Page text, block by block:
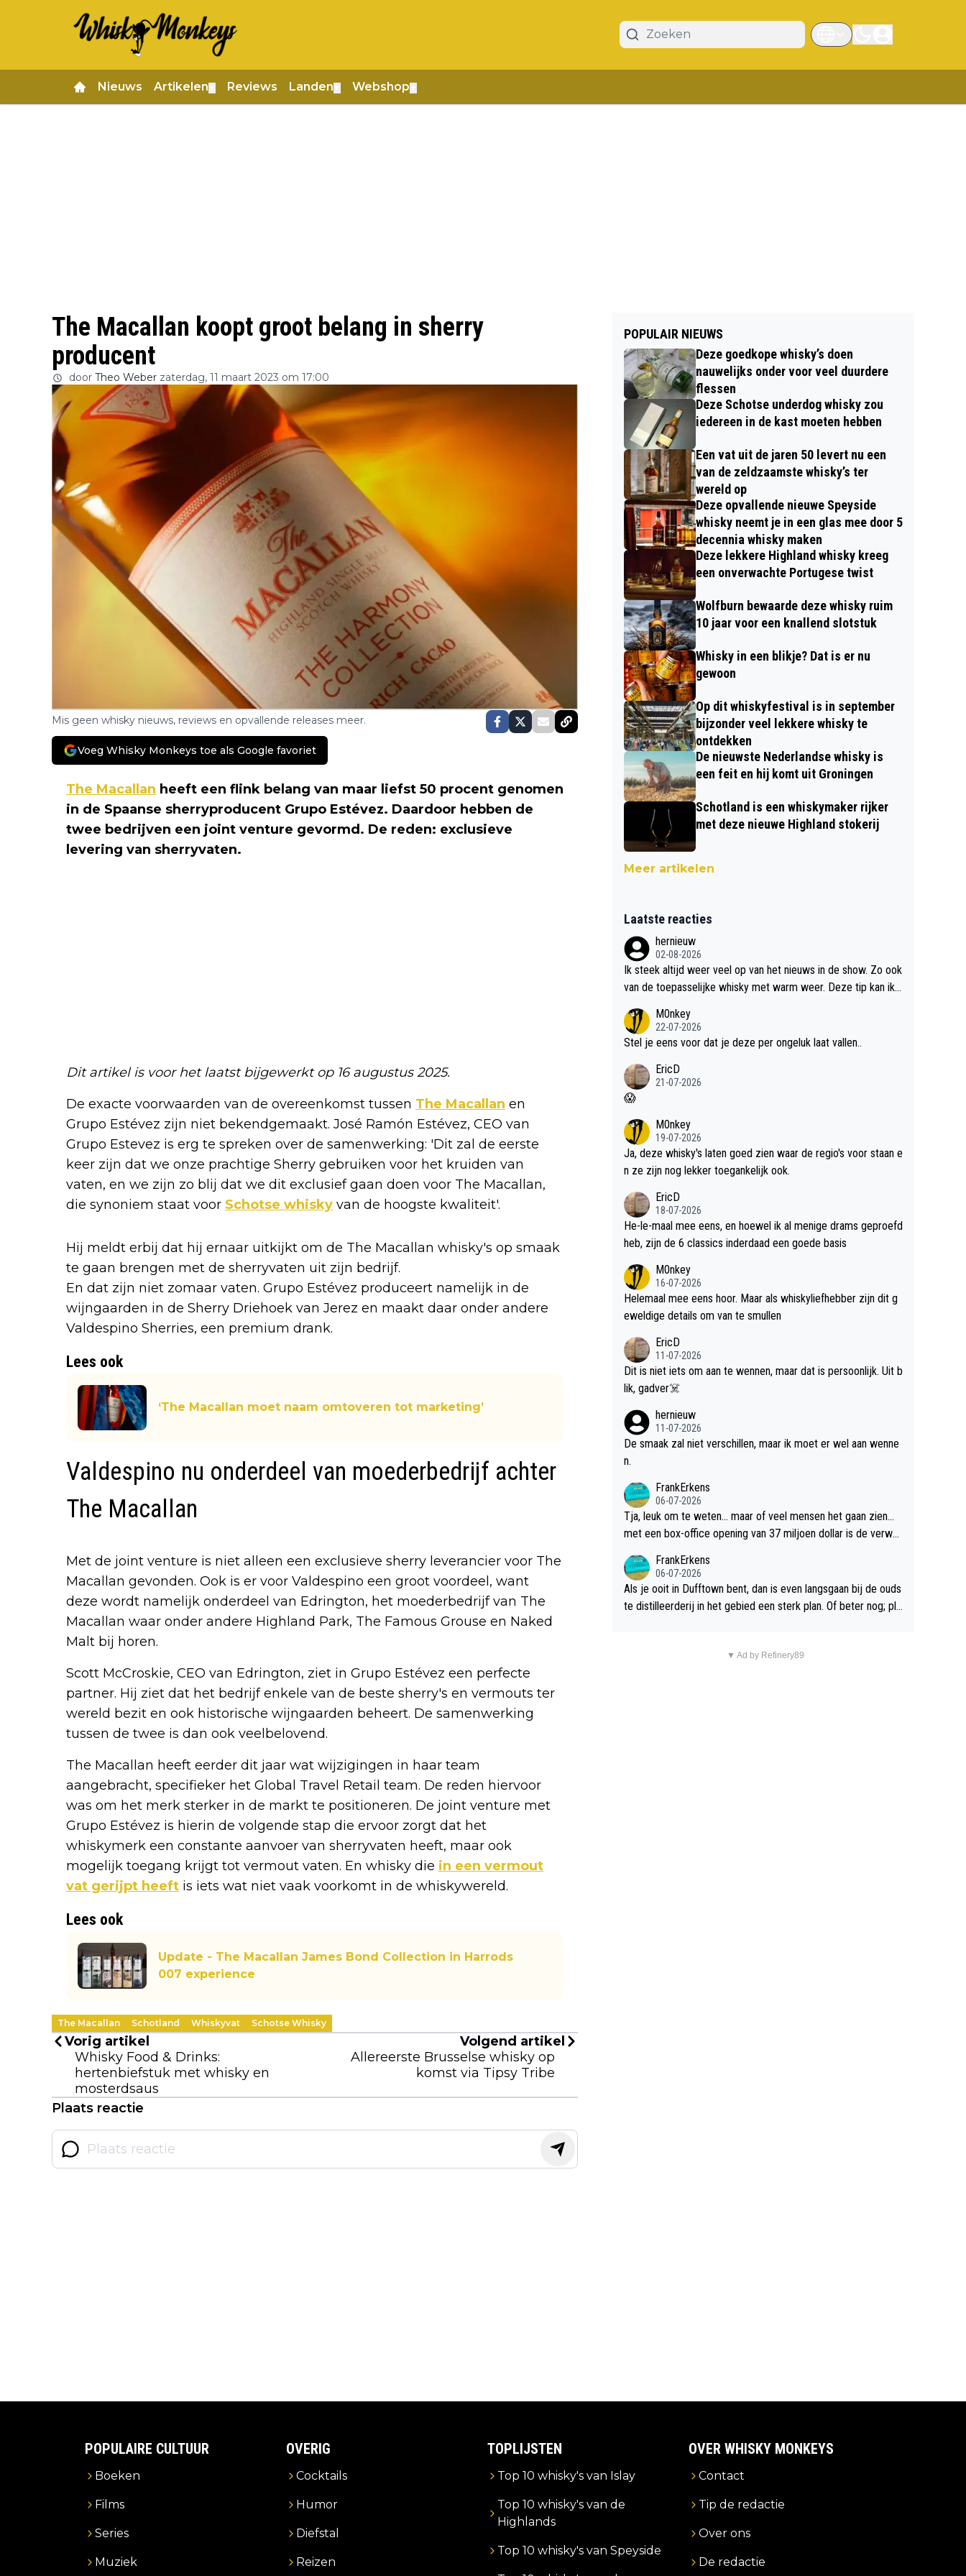
Nieuws Artikelen Reviews Landen Webshop
The Macallan koopt groot belang in sherry
producent
door Theo Weber zaterdag, 11 maart 2023 om 17:00
Mis geen whisky nieuws, reviews en opvallende releases meer.
Voeg Whisky Monkeys toe als Google favoriet
The Macallan heeft een flink belang van maar liefst 50 procent genomen
in de Spaanse sherryproducent Grupo Estévez. Daardoor hebben de
twee bedrijven een joint venture gevormd. De reden: exclusieve
levering van sherryvaten.
Dit artikel is voor het laatst bijgewerkt op 16 augustus 2025.
De exacte voorwaarden van de overeenkomst tussen The Macallan en
Grupo Estévez zijn niet bekendgemaakt. José Ramón Estévez, CEO van
Grupo Estevez is erg te spreken over de samenwerking: 'Dit zal de eerste
keer zijn dat we onze prachtige Sherry gebruiken voor het kruiden van
vaten, en we zijn zo blij dat we dit exclusief gaan doen voor The Macallan,
die synoniem staat voor Schotse whisky van de hoogste kwaliteit'.
Hij meldt erbij dat hij ernaar uitkijkt om de The Macallan whisky's op smaak
te gaan brengen met de sherryvaten uit zijn bedrijf.
En dat zijn niet zomaar vaten. Grupo Estévez produceert namelijk in de
wijngaarden in de Sherry Driehoek van Jerez en maakt daar onder andere
Valdespino Sherries, een premium drank.
Lees ook
‘The Macallan moet naam omtoveren tot marketing’
Valdespino nu onderdeel van moederbedrijf achter
The Macallan
Met de joint venture is niet alleen een exclusieve sherry leverancier voor The
Macallan gevonden. Ook is er voor Valdespino een groot voordeel, want
deze wordt namelijk onderdeel van Edrington, het moederbedrijf van The
Macallan waar onder andere Highland Park, The Famous Grouse en Naked
Malt bij horen.
Scott McCroskie, CEO van Edrington, ziet in Grupo Estévez een perfecte
partner. Hij ziet dat het bedrijf enkele van de beste sherry's en vermouts ter
wereld bezit en ook historische wijngaarden beheert. De samenwerking
tussen de twee is dan ook veelbelovend.
The Macallan heeft eerder dit jaar wat wijzigingen in haar team
aangebracht, specifieker het Global Travel Retail team. De reden hiervoor
was om het merk sterker in de markt te positioneren. De joint venture met
Grupo Estévez is hierin de volgende stap die ervoor zorgt dat het
whiskymerk een constante aanvoer van sherryvaten heeft, maar ook
mogelijk toegang krijgt tot vermout vaten. En whisky die in een vermout
vat gerijpt heeft is iets wat niet vaak voorkomt in de whiskywereld.
Lees ook
Update - The Macallan James Bond Collection in Harrods
007 experience
The Macallan Schotland Whiskyvat Schotse Whisky
Vorig artikel
Whisky Food & Drinks:
hertenbiefstuk met whisky en
mosterdsaus
Volgend artikel
Allereerste Brusselse whisky op
komst via Tipsy Tribe
Plaats reactie
POPULAIR NIEUWS
Deze goedkope whisky’s doen
nauwelijks onder voor veel duurdere
flessen
Deze Schotse underdog whisky zou
iedereen in de kast moeten hebben
Een vat uit de jaren 50 levert nu een
van de zeldzaamste whisky’s ter
wereld op
Deze opvallende nieuwe Speyside
whisky neemt je in een glas mee door 5
decennia whisky maken
Deze lekkere Highland whisky kreeg
een onverwachte Portugese twist
Wolfburn bewaarde deze whisky ruim
10 jaar voor een knallend slotstuk
Whisky in een blikje? Dat is er nu
gewoon
Op dit whiskyfestival is in september
bijzonder veel lekkere whisky te
ontdekken
De nieuwste Nederlandse whisky is
een feit en hij komt uit Groningen
Schotland is een whiskymaker rijker
met deze nieuwe Highland stokerij
Meer artikelen
Laatste reacties
hernieuw
02-08-2026
Ik steek altijd weer veel op van het nieuws in de show. Zo ook
van de toepasselijke whisky met warm weer. Deze tip kan ik
M0nkey
22-07-2026
Stel je eens voor dat je deze per ongeluk laat vallen..
EricD
21-07-2026
😱
M0nkey
19-07-2026
Ja, deze whisky's laten goed zien waar de regio's voor staan e
n ze zijn nog lekker toegankelijk ook.
EricD
18-07-2026
He-le-maal mee eens, en hoewel ik al menige drams geproefd
heb, zijn de 6 classics inderdaad een goede basis
M0nkey
16-07-2026
Helemaal mee eens hoor. Maar als whiskyliefhebber zijn dit g
eweldige details om van te smullen
EricD
11-07-2026
Dit is niet iets om aan te wennen, maar dat is persoonlijk. Uit b
lik, gadver☠️
hernieuw
11-07-2026
De smaak zal niet verschillen, maar ik moet er wel aan wenne
n.
FrankErkens
06-07-2026
Tja, leuk om te weten... maar of veel mensen het gaan zien...
met een box-office opening van 37 miljoen dollar is de verwa
FrankErkens
06-07-2026
Als je ooit in Dufftown bent, dan is even langsgaan bij de ouds
te distilleerderij in het gebied een sterk plan. Of beter nog; pla
▼ Ad by Refinery89
POPULAIRE CULTUUR
Boeken
Films
Series
Muziek
OVERIG
Cocktails
Humor
Diefstal
Reizen
TOPLIJSTEN
Top 10 whisky's van Islay
Top 10 whisky's van de
Highlands
Top 10 whisky's van Speyside
OVER WHISKY MONKEYS
Contact
Tip de redactie
Over ons
De redactie